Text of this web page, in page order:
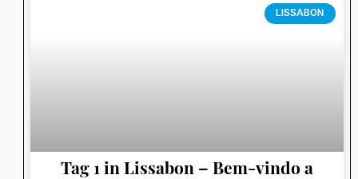
LISSABON
Tag 1 in Lissabon – Bem-vindo a